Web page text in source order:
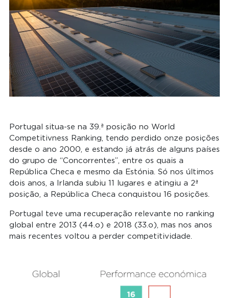
Portugal situa-se na 39.ª posição no World
Competitivness Ranking, tendo perdido onze posições
desde o ano 2000, e estando já atrás de alguns países
do grupo de “Concorrentes”, entre os quais a
República Checa e mesmo da Estónia. Só nos últimos
dois anos, a Irlanda subiu 11 lugares e atingiu a 2ª
posição, a República Checa conquistou 16 posições.
Portugal teve uma recuperação relevante no ranking
global entre 2013 (44.o) e 2018 (33.o), mas nos anos
mais recentes voltou a perder competitividade.